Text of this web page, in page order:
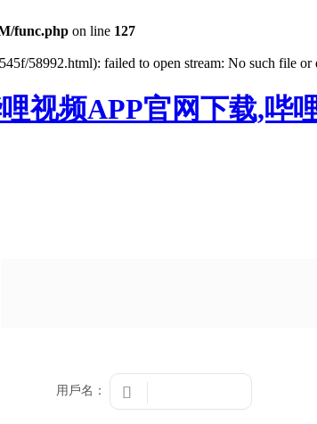
func.php on line 127
58992.html): failed to open stream: No such file or
视频APP官网下载,哔
用戶名： 